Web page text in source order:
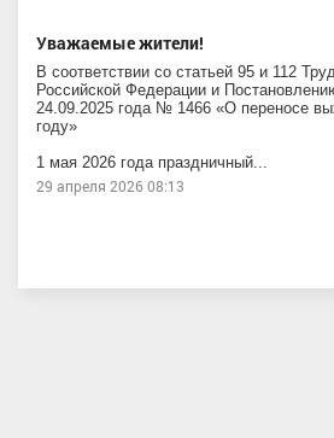
Уважаемые жители!
В соответствии со статьей 95 и 112
Российской Федерации и
24.09.2025 года № 1466 «О переносе
году»
1 мая 2026 года праздничный...
29 апреля 2026 08:13